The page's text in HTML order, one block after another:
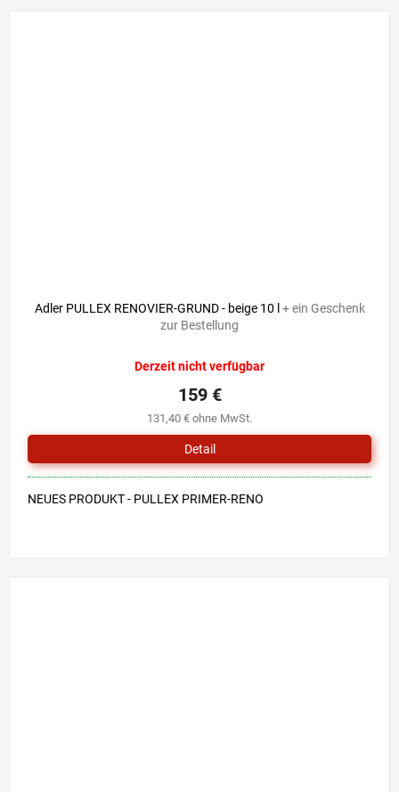
Adler PULLEX RENOVIER-GRUND - beige 10 l + ein Geschenk
zur Bestellung
Derzeit nicht verfügbar
131,40 € ohne MwSt.
159 €
Detail
NEUES PRODUKT - PULLEX PRIMER-RENO